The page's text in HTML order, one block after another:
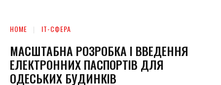
HOME ІТ-СФЕРА
МАСШТАБНА РОЗРОБКА І ВВЕДЕННЯ
ЕЛЕКТРОННИХ ПАСПОРТІВ ДЛЯ
ОДЕСЬКИХ БУДИНКІВ